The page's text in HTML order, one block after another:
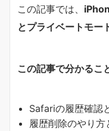
この記事では、
とプライベートモー
この記事で分かるこ
Safariの履歴確認
履歴削除のやり方